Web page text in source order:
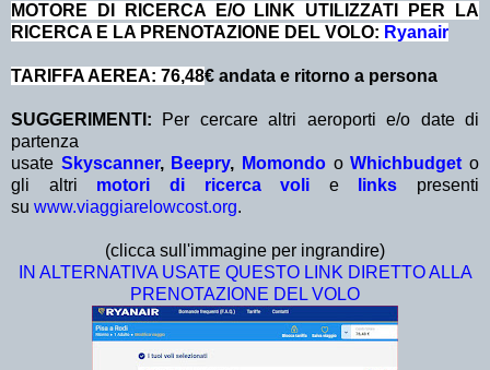
MOTORE DI RICERCA E/O LINK UTILIZZATI PER LA
RICERCA E LA PRENOTAZIONE DEL VOLO: Ryanair
TARIFFA AEREA: 76,48€ andata e ritorno a persona
SUGGERIMENTI: Per cercare altri aeroporti e/o date di
partenza
usate Skyscanner, Beepry, Momondo oWhichbudget o
gli altri motori di ricerca voli e links presenti
su www.viaggiarelowcost.org.
(clicca sull'immagine per ingrandire)
IN ALTERNATIVA USATE QUESTO LINK DIRETTO ALLA
PRENOTAZIONE DEL VOLO